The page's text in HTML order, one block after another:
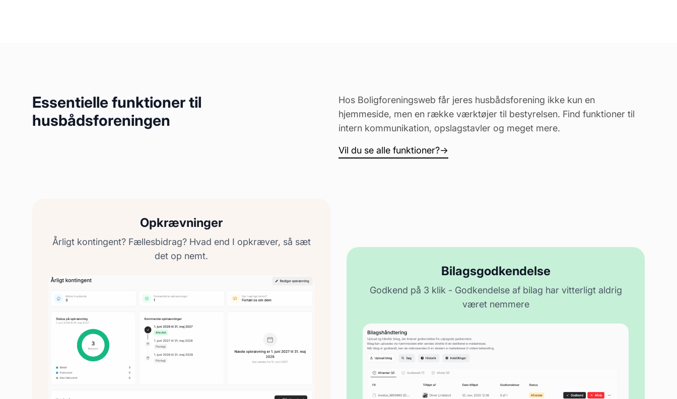
Essentielle funktioner til
husbådsforeningen
Hos Boligforeningsweb får jeres husbådsforening ikke kun en
hjemmeside, men en række værktøjer til bestyrelsen. Find funktioner til
intern kommunikation, opslagstavler og meget mere.
Vil du se alle funktioner?→
Opkrævninger
Årligt kontingent? Fællesbidrag? Hvad end I opkræver, så sæt
det op nemt.
Bilagsgodkendelse
Godkend på 3 klik - Godkendelse af bilag har vitterligt aldrig
været nemmere